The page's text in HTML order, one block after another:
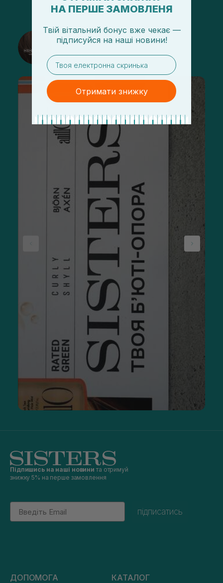
@sisters_stelmakh в Instagram
Підписатися
Підпишись на наші новини та отримуй
знижку 5% на перше замовлення
Email
підписатись
ДОПОМОГА КАТАЛОГ
НА ПЕРШЕ ЗАМОВЛЕНЯ
Твій вітальний бонус вже чекає —
підписуйся на наші новини!
email
Отримати знижку